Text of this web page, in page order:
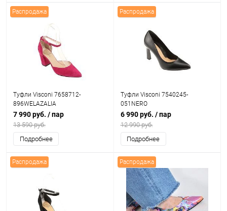
Распродажа
Туфли Visconi 7658712-
896WELAZALIA
7 990 руб. / пар
13 590 руб.
Подробнее
Распродажа
Туфли Visconi 7540245-
051NERO
6 990 руб. / пар
12 990 руб.
Подробнее
Распродажа Распродажа